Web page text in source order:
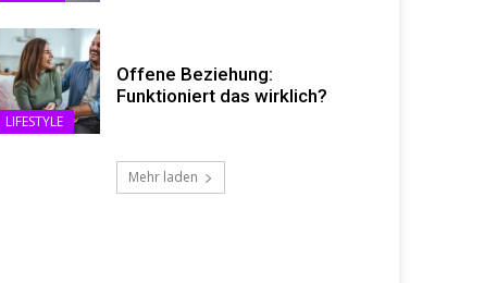
LIFESTYLE
Offene Beziehung:
Funktioniert das wirklich?
Mehr laden